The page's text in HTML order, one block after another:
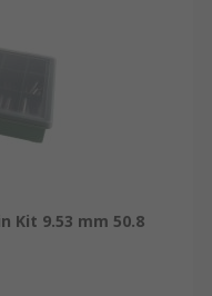
Kit 9.53 mm 50.8